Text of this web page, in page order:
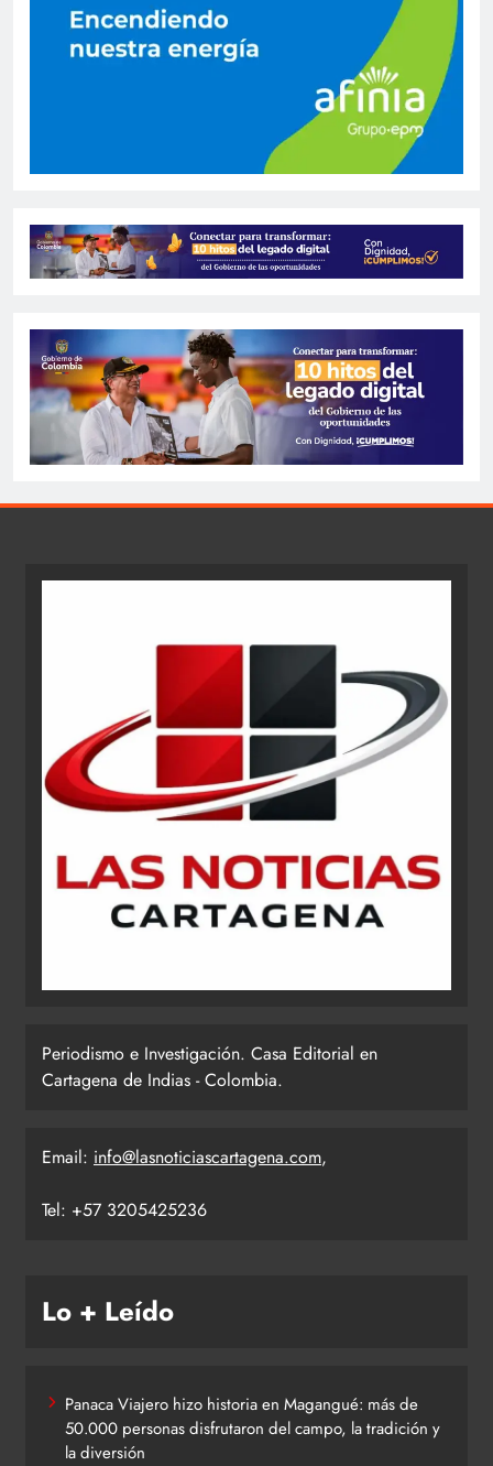
Periodismo e Investigación. Casa Editorial en
Cartagena de Indias - Colombia.
Email: info@lasnoticiascartagena.com,
Tel: +57 3205425236
Lo + Leído
Panaca Viajero hizo historia en Magangué: más de
50.000 personas disfrutaron del campo, la tradición y
la diversión